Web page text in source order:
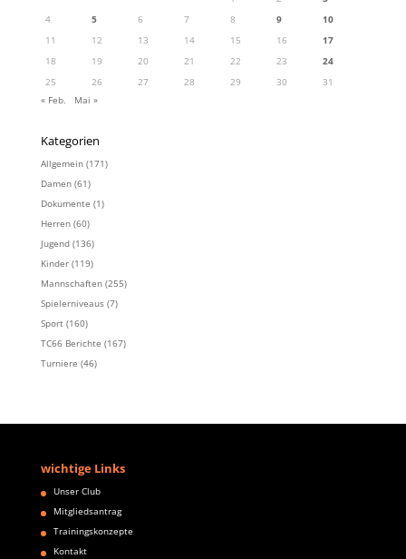
4
5 6 7 8 9
10
11
12 13 14 15 16
17
18
19 20 21 22 23
24
25
26 27 28 29 30
31
« Feb.
Mai »
Kategorien
Allgemein(171)
Damen(61)
Dokumente (1)
Herren(60)
Jugend(136)
Kinder(119)
Mannschaften(255)
Spielerniveaus(7)
Sport(160)
TC66 Berichte (167)
Turniere (46)
wichtige Links
Unser Club
Mitgliedsantrag
Trainingskonzepte
Kontakt